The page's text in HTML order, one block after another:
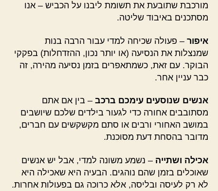
מורכבת שתובעת את תשומת ליבנו על הכביש – אנו
מסתכנים באיבוד שליטה.
איפור – פעולה שכיחה למדי עבור הרבה בנות
שמנצלות את הנסיעה (או יותר נכון, ההזדחלות) בפקקי
הבוקר. עם זאת, כשמתאפרים בזמן נסיעה מהירה, זה
כבר עניין אחר.
אנשים שנוסעים עימכם ברכב – בין אם אתם
מסתובבים אחורה כדי לגעור בילדים שלכם שיושבים
במושב האחורי ורבים או סתם מקשקשים עם חברים,
מדובר בהסחת דעת מסוכנת.
אכילה ושתייה – נשמע משונה למדי, אבל יש אנשים
שאוכלים בזמן שהם נוהגים. הבעיה היא שאכילה היא
לא רק לעיסה ובליסה, אלא כרוכה גם בפעולות אחרות.